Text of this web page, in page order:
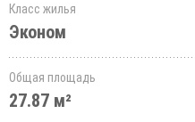
Класс жилья
Эконом
Общая площадь
27.87 м²